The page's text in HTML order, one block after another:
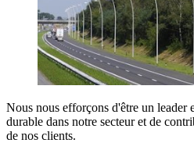
Nous nous efforçons d'être un leader
durable dans notre secteur et de
de nos clients.